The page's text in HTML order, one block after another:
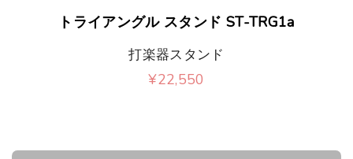
トライアングル スタンド ST-TRG1a
打楽器スタンド
¥22,550